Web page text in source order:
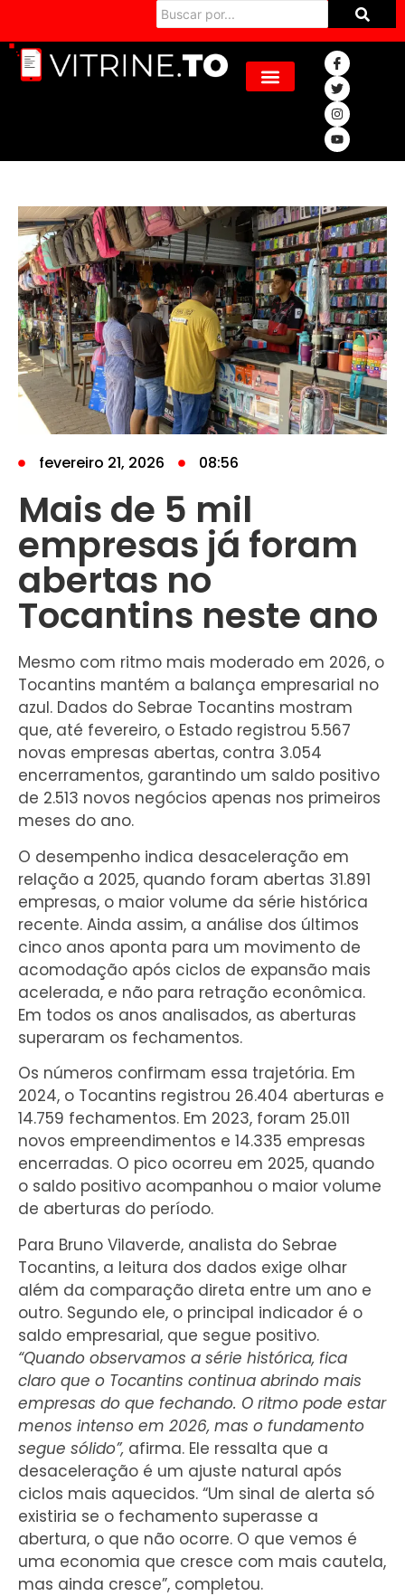
fevereiro 21, 2026 08:56
Mais de 5 mil
empresas já foram
abertas no
Tocantins neste ano
Mesmo com ritmo mais moderado em 2026, o
Tocantins mantém a balança empresarial no
azul. Dados do Sebrae Tocantins mostram
que, até fevereiro, o Estado registrou 5.567
novas empresas abertas, contra 3.054
encerramentos, garantindo um saldo positivo
de 2.513 novos negócios apenas nos primeiros
meses do ano.
O desempenho indica desaceleração em
relação a 2025, quando foram abertas 31.891
empresas, o maior volume da série histórica
recente. Ainda assim, a análise dos últimos
cinco anos aponta para um movimento de
acomodação após ciclos de expansão mais
acelerada, e não para retração econômica.
Em todos os anos analisados, as aberturas
superaram os fechamentos.
Os números confirmam essa trajetória. Em
2024, o Tocantins registrou 26.404 aberturas e
14.759 fechamentos. Em 2023, foram 25.011
novos empreendimentos e 14.335 empresas
encerradas. O pico ocorreu em 2025, quando
o saldo positivo acompanhou o maior volume
de aberturas do período.
Para Bruno Vilaverde, analista do Sebrae
Tocantins, a leitura dos dados exige olhar
além da comparação direta entre um ano e
outro. Segundo ele, o principal indicador é o
saldo empresarial, que segue positivo.
“Quando observamos a série histórica, fica
claro que o Tocantins continua abrindo mais
empresas do que fechando. O ritmo pode estar
menos intenso em 2026, mas o fundamento
segue sólido”, afirma. Ele ressalta que a
desaceleração é um ajuste natural após
ciclos mais aquecidos. “Um sinal de alerta só
existiria se o fechamento superasse a
abertura, o que não ocorre. O que vemos é
uma economia que cresce com mais cautela,
mas ainda cresce”, completou.